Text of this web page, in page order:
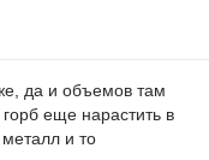
да и объемов там
еще нарастить в
и то